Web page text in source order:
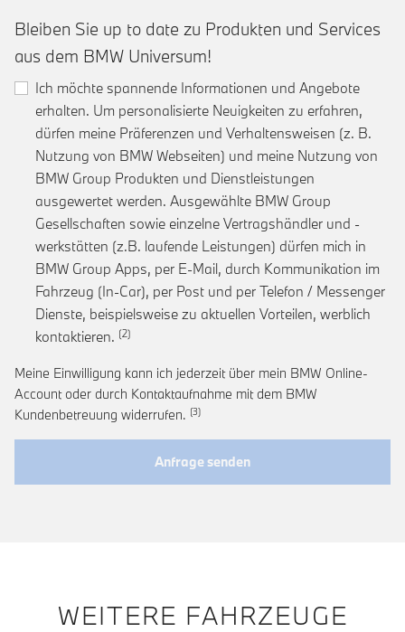
Bleiben Sie up to date zu Produkten und Services
aus dem BMW Universum!
Ich möchte spannende Informationen und Angebote
erhalten. Um personalisierte Neuigkeiten zu erfahren,
dürfen meine Präferenzen und Verhaltensweisen (z. B.
Nutzung von BMW Webseiten) und meine Nutzung von
BMW Group Produkten und Dienstleistungen
ausgewertet werden. Ausgewählte BMW Group
Gesellschaften sowie einzelne Vertragshändler und -
werkstätten (z.B. laufende Leistungen) dürfen mich in
BMW Group Apps, per E-Mail, durch Kommunikation im
Fahrzeug (In-Car), per Post und per Telefon / Messenger
Dienste, beispielsweise zu aktuellen Vorteilen, werblich
kontaktieren. Link zur Fußnote: Einwilligung zur
Meine Einwilligung kann ich jederzeit über mein BMW Online-
Account oder durch Kontaktaufnahme mit dem BMW
Kundenbetreuung widerrufen. Link zur Fußnote: Widerruf der
Anfrage senden
WEITERE FAHRZEUGE